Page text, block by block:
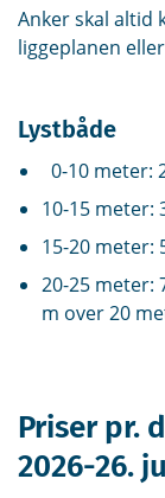
Anker skal altid
liggeplanen
Lystbåde
0-10 meter:
10-15 meter:
15-20 meter:
20-25 meter:
m over 20
Priser pr.
2026-26.